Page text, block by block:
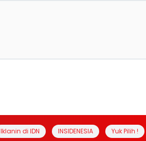
Iklanin di IDN INSIDENESIA Yuk Pilih !